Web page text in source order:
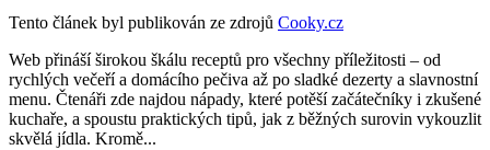
Tento článek byl publikován ze zdrojů Cooky.cz
Web přináší širokou škálu receptů pro všechny příležitosti – od
rychlých večeří a domácího pečiva až po sladké dezerty a slavnostní
menu. Čtenáři zde najdou nápady, které potěší začátečníky i zkušené
kuchaře, a spoustu praktických tipů, jak z běžných surovin vykouzlit
skvělá jídla. Kromě...